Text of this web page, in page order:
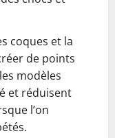
coques et la
de points
modèles
et réduisent
l’on